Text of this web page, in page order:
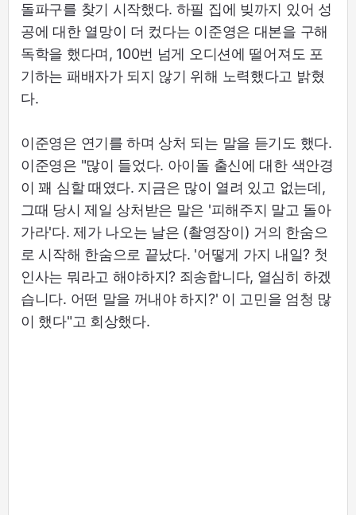
돌파구를 찾기 시작했다. 하필 집에 빚까지 있어 성
공에 대한 열망이 더 컸다는 이준영은 대본을 구해
독학을 했다며, 100번 넘게 오디션에 떨어져도 포
기하는 패배자가 되지 않기 위해 노력했다고 밝혔
다.
이준영은 연기를 하며 상처 되는 말을 듣기도 했다.
이준영은 "많이 들었다. 아이돌 출신에 대한 색안경
이 꽤 심할 때였다. 지금은 많이 열려 있고 없는데,
그때 당시 제일 상처받은 말은 '피해주지 말고 돌아
가라'다. 제가 나오는 날은 (촬영장이) 거의 한숨으
로 시작해 한숨으로 끝났다. '어떻게 가지 내일? 첫
인사는 뭐라고 해야하지? 죄송합니다, 열심히 하겠
습니다. 어떤 말을 꺼내야 하지?' 이 고민을 엄청 많
이 했다"고 회상했다.